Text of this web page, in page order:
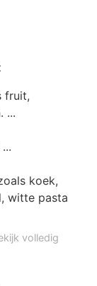
fruit,
...
koek,
witte pasta
volledig